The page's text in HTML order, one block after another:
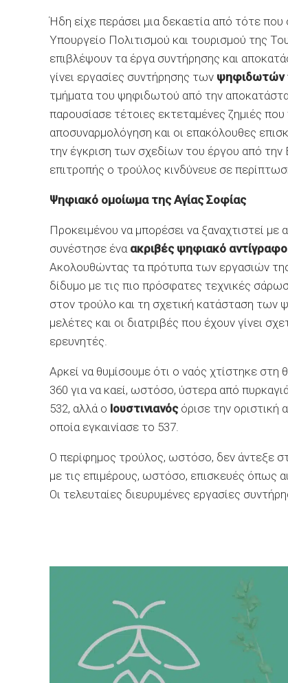
Ήδη είχε περάσει μια δεκαετία από τότε
Υπουργείο Πολιτισμού και τουρισμού της
επιβλέψουν τα έργα συντήρησης και
γίνει εργασίες συντήρησης των ψηφιδωτών
τμήματα του ψηφιδωτού από την
παρουσίασε τέτοιες εκτεταμένες ζημιές
αποσυναρμολόγηση και οι επακόλουθες
την έγκριση των σχεδίων του έργου από την
επιτροπής ο τρούλος κινδύνευε σε
Ψηφιακό ομοίωμα της Αγίας Σοφίας
Προκειμένου να μπορέσει να ξαναχτιστεί με
συνέστησε ένα ακριβές ψηφιακό αντίγραφο
Ακολουθώντας τα πρότυπα των εργασιών
δίδυμο με τις πιο πρόσφατες τεχνικές
στον τρούλο και τη σχετική κατάσταση των
μελέτες και οι διατριβές που έχουν γίνει
ερευνητές.
Αρκεί να θυμίσουμε ότι ο ναός χτίστηκε στη
360 για να καεί, ωστόσο, ύστερα από
532, αλλά ο Ιουστινιανόςόρισε την οριστική
οποία εγκαινίασε το 537.
Ο περίφημος τρούλος, ωστόσο, δεν άντεξε
με τις επιμέρους, ωστόσο, επισκευές όπως
Οι τελευταίες διευρυμένες εργασίες